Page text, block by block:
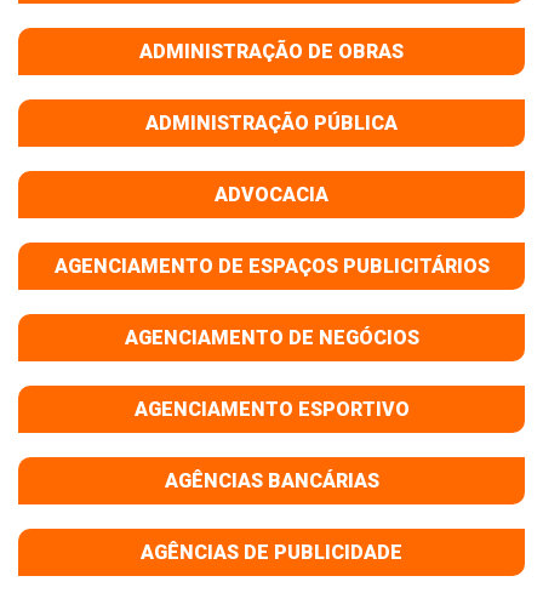
ADMINISTRAÇÃO DE OBRAS
ADMINISTRAÇÃO PÚBLICA
ADVOCACIA
AGENCIAMENTO DE ESPAÇOS PUBLICITÁRIOS
AGENCIAMENTO DE NEGÓCIOS
AGENCIAMENTO ESPORTIVO
AGÊNCIAS BANCÁRIAS
AGÊNCIAS DE PUBLICIDADE